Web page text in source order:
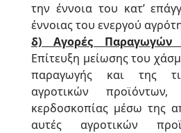
την έννοια του κατ’
έννοιας του ενεργού
δ) Αγορές Παραγωγών
Επίτευξη μείωσης του
παραγωγής και της
αγροτικών
κερδοσκοπίας μέσω της
αυτές αγροτικών